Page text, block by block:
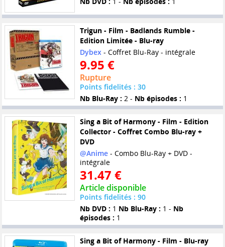
Trigun - Film - Badlands Rumble -
Edition Limitée - Blu-ray
Dybex- Coffret Blu-Ray - intégrale
9.95 €
Rupture
Points fidelités : 30
Nb Blu-Ray : 2 - Nb épisodes : 1
Sing a Bit of Harmony - Film - Edition
Collector - Coffret Combo Blu-ray +
DVD
@Anime- Combo Blu-Ray + DVD -
intégrale
31.47 €
Article disponible
Points fidelités : 90
Nb DVD : 1 Nb Blu-Ray : 1 - Nb
épisodes : 1
Sing a Bit of Harmony - Film - Blu-ray